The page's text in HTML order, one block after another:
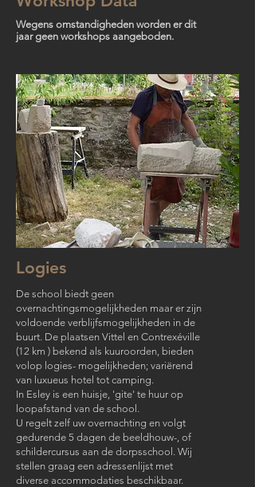
Wegens omstandigheden worden er dit
jaar geen workshops aangeboden.
Logies
De school biedt geen
overnachtingsmogelijkheden maar er zijn
voldoende verblijfsmogelijkheden in de
buurt. De plaatsen Vittel en Contrexéville
(12 km ) bekend als kuuroorden, bieden
volop logies- mogelijkheden; variërend
van luxueus hotel tot camping.
In Esley is een huisje, 'gite' te huur op
loopafstand van de school.
U regelt zelf uw overnachting en volgt
gedurende 5 dagen de beeldhouw-, of
schildercursus aan de dorpsschool. Wij
stellen graag een adressenlijst met
diverse accommodaties beschikbaar.